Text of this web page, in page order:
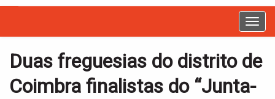
T
o
g
e
Duas freguesias do distrito de
Coimbra finalistas do “Junta-